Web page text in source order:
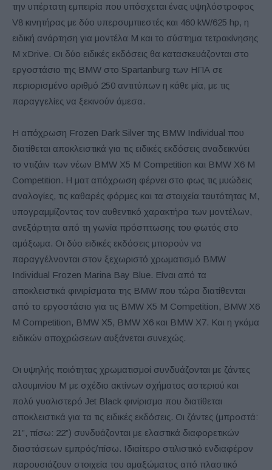
την υπέρτατη εμπειρία που υπόσχεται ένας υψηλόστροφος
V8 κινητήρας με δύο υπερσυμπιεστές και 460 kW/625 hp, η
ειδική ανάρτηση για μοντέλα M και το σύστημα τετρακίνησης
M xDrive. Οι δύο ειδικές εκδόσεις θα κατασκευάζονται στο
εργοστάσιο της BMW στο Spartanburg των ΗΠΑ σε
περιορισμένο αριθμό 250 αντιτύπων η κάθε μία, με τις
παραγγελίες να ξεκινούν άμεσα.
Η απόχρωση Frozen Dark Silver της BMW Individual που
διατίθεται αποκλειστικά για τις ειδικές εκδόσεις αναδεικνύει
το ντιζάιν των νέων BMW X5 M Competition και BMW X6 M
Competition. Η ματ απόχρωση φέρνει στο φως τις μυώδεις
αναλογίες, τις καθαρές φόρμες και τα στοιχεία ταυτότητας Μ,
υπογραμμίζοντας τον αυθεντικό χαρακτήρα των μοντέλων,
ανεξάρτητα από τη γωνία πρόσπτωσης του φωτός στο
αμάξωμα. Οι δύο ειδικές εκδόσεις μπορούν να
παραγγέλνονται στον ξεχωριστό χρωματισμό BMW
Individual Frozen Marina Bay Blue. Είναι από τα
αποκλειστικά φινιρίσματα της BMW που τώρα διατίθενται
από το εργοστάσιο για τις BMW X5 M Competition, BMW X6
M Competition, BMW X5, BMW X6 και BMW X7. Και η γκάμα
ειδικών αποχρώσεων αυξάνεται συνεχώς.
Οι υψηλής ποιότητας χρωματισμοί συνδυάζονται με ζάντες
αλουμινίου M με σχέδιο ακτίνων σχήματος αστεριού και
πολύ γυαλιστερό Jet Black φινίρισμα που διατίθεται
αποκλειστικά για τα τις ειδικές εκδόσεις. Οι ζάντες (μπροστά:
21”, πίσω: 22”) συνδυάζονται με ελαστικά διαφορετικών
διαστάσεων εμπρός/πίσω. Ιδιαίτερο στιλιστικό ενδιαφέρον
παρουσιάζουν στοιχεία του αμαξώματος από πλαστικό